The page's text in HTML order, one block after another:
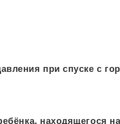
при спуске с
находящегося на